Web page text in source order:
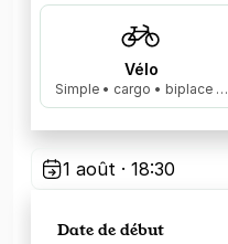
Vélo
Simple • cargo • biplace …
1 août · 18:30
Date de début